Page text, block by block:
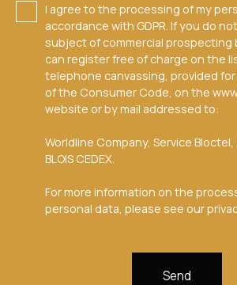
I agree to the processing of my
accordance with GDPR. If you do
subject of commercial prospecting
can register free of charge on the
telephone canvassing, provided for
of the Consumer Code, on the
website or by mail addressed to:
Worldline Company, Service Bloctel,
BLOIS CEDEX.
For more information on the
personal data, please see our
Send